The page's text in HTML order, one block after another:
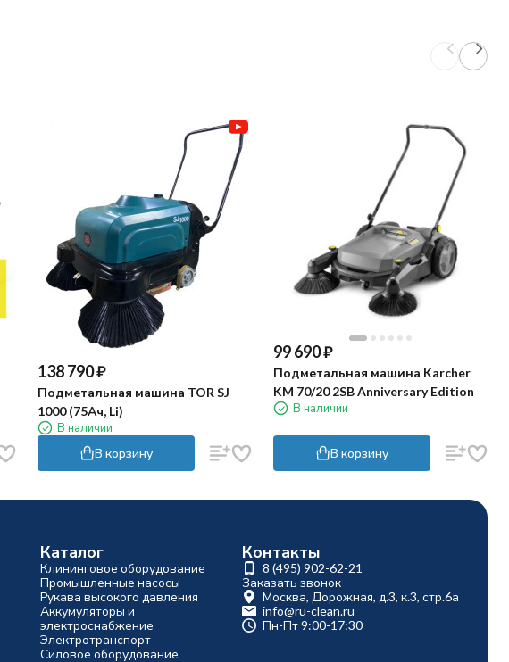
138 790₽
Подметальная машина TOR SJ
1000 (75Ач, Li)
В наличии
В корзину
99 690₽
Подметальная машина Karcher
KM 70/20 2SB Anniversary Edition
В наличии
В корзину
Каталог
Клининговое оборудование
Промышленные насосы
Рукава высокого давления
Аккумуляторы и
электроснабжение
Электротранспорт
Силовое оборудование
Контакты
8 (495) 902-62-21
Заказать звонок
Москва, Дорожная, д.3, к.3, стр.6а
info@ru-clean.ru
Пн-Пт 9:00-17:30